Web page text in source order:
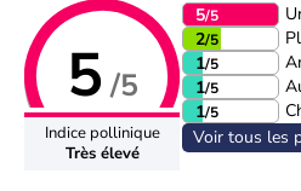
5 /5
Indice pollinique
Très élevé
5/5
2/5
1/5
1/5
1/5
Voir tous les